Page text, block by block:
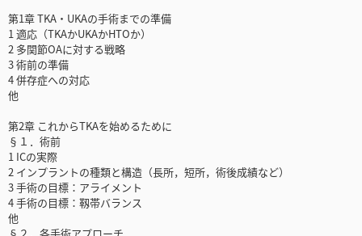
第1章 TKA・UKAの手術までの準備
1 適応（TKAかUKAかHTOか）
2 多関節OAに対する戦略
3 術前の準備
4 併存症への対応
他
第2章 これからTKAを始めるために
§１．術前
1 ICの実際
2 インプラントの種類と構造（長所，短所，術後成績など）
3 手術の目標：アライメント
4 手術の目標：靱帯バランス
他